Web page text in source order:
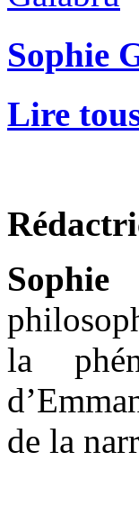
Sophie
Lire
Sophie
la
de la